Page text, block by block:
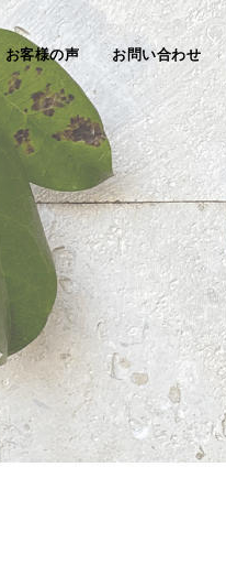
お客様の声 お問い合わせ